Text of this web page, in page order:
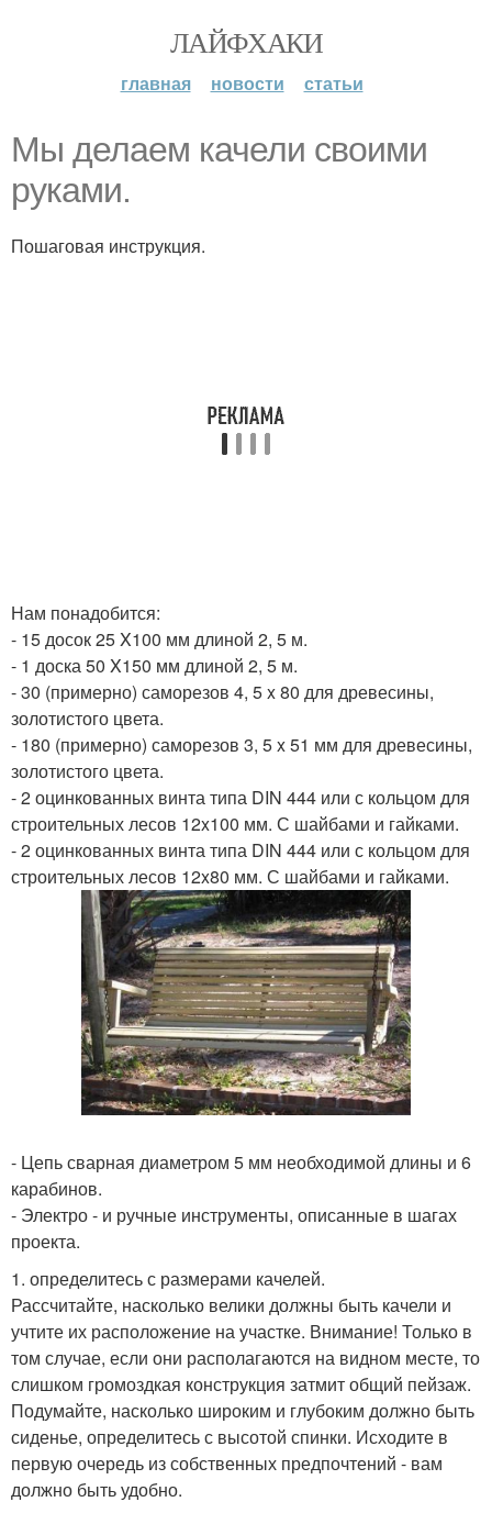
ЛАЙФХАКИ
главная новости статьи
Мы делаем качели своими
руками.
Пошаговая инструкция.
Нам понадобится:
- 15 досок 25 X100 мм длиной 2, 5 м.
- 1 доска 50 X150 мм длиной 2, 5 м.
- 30 (примерно) саморезов 4, 5 x 80 для древесины,
золотистого цвета.
- 180 (примерно) саморезов 3, 5 x 51 мм для древесины,
золотистого цвета.
- 2 оцинкованных винта типа DIN 444 или с кольцом для
строительных лесов 12x100 мм. С шайбами и гайками.
- 2 оцинкованных винта типа DIN 444 или с кольцом для
строительных лесов 12x80 мм. С шайбами и гайками.
- Цепь сварная диаметром 5 мм необходимой длины и 6
карабинов.
- Электро - и ручные инструменты, описанные в шагах
проекта.
1. определитесь с размерами качелей.
Рассчитайте, насколько велики должны быть качели и
учтите их расположение на участке. Внимание! Только в
том случае, если они располагаются на видном месте, то
слишком громоздкая конструкция затмит общий пейзаж.
Подумайте, насколько широким и глубоким должно быть
сиденье, определитесь с высотой спинки. Исходите в
первую очередь из собственных предпочтений - вам
должно быть удобно.